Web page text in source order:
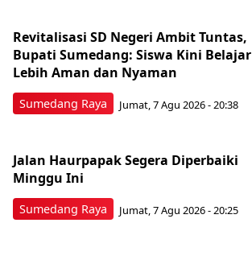
Sumedang Raya
Revitalisasi SD Negeri Ambit Tuntas,
Bupati Sumedang: Siswa Kini Belajar
Lebih Aman dan Nyaman
Jumat, 7 Agu 2026 - 20:38
Sumedang Raya
Jalan Haurpapak Segera Diperbaiki
Minggu Ini
Jumat, 7 Agu 2026 - 20:25